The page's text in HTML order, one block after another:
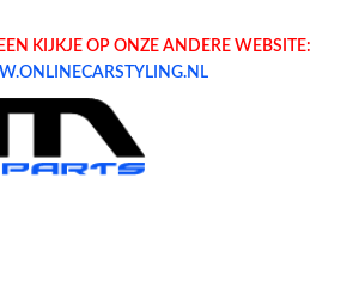
KIJKJE OP ONZE ANDERE WEBSITE: